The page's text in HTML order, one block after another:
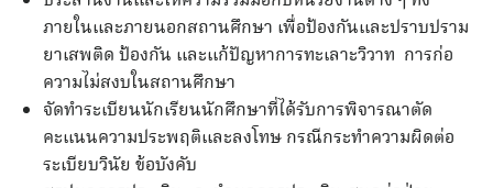
ภายในและภายนอกสถานศึกษา เพื่อป้องกันและปราบปราม
ยาเสพติด ป้องกัน และแก้ปัญหาการทะเลาะวิวาท การก่อ
ความไม่สงบในสถานศึกษา
จัดทำระเบียนนักเรียนนักศึกษาที่ได้รับการพิจารณาตัด
คะแนนความประพฤติและลงโทษ กรณีกระทำความผิดต่อ
ระเบียบวินัย ข้อบังคับ